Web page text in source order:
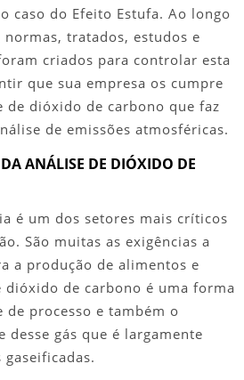
caso do Efeito Estufa. Ao longo
normas, tratados, estudos e
criados para controlar esta
que sua empresa os cumpre
de dióxido de carbono que faz
de emissões atmosféricas.
ANÁLISE DE DIÓXIDO DE
é um dos setores mais críticos
São muitas as exigências a
a produção de alimentos e
dióxido de carbono é uma forma
processo e também o
desse gás que é largamente